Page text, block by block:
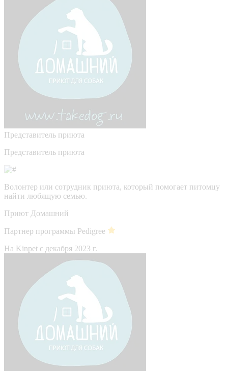
Представитель приюта
Представитель приюта
Волонтер или сотрудник приюта, который помогает питомцу
найти любящую семью.
Приют Домашний
Партнер программы Pedigree
На Kinpet c декабря 2023 г.